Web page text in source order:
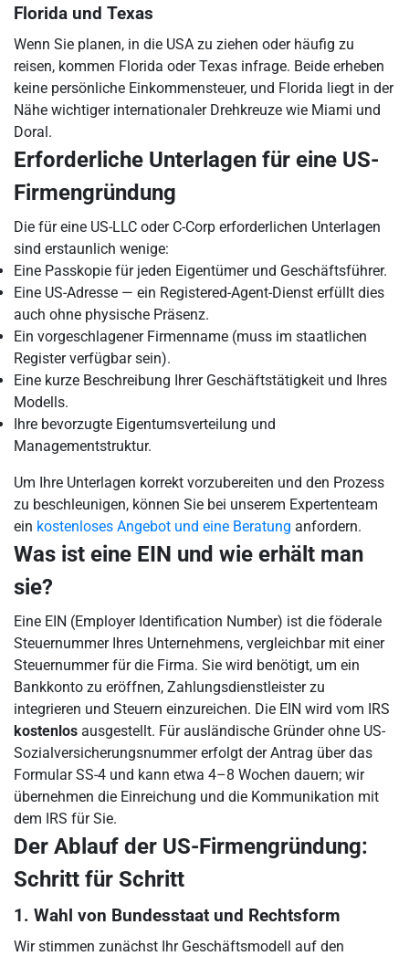
Florida und Texas
Wenn Sie planen, in die USA zu ziehen oder häufig zu
reisen, kommen Florida oder Texas infrage. Beide erheben
keine persönliche Einkommensteuer, und Florida liegt in der
Nähe wichtiger internationaler Drehkreuze wie Miami und
Doral.
Erforderliche Unterlagen für eine US-
Firmengründung
Die für eine US-LLC oder C-Corp erforderlichen Unterlagen
sind erstaunlich wenige:
Eine Passkopie für jeden Eigentümer und Geschäftsführer.
Eine US-Adresse — ein Registered-Agent-Dienst erfüllt dies
auch ohne physische Präsenz.
Ein vorgeschlagener Firmenname (muss im staatlichen
Register verfügbar sein).
Eine kurze Beschreibung Ihrer Geschäftstätigkeit und Ihres
Modells.
Ihre bevorzugte Eigentumsverteilung und
Managementstruktur.
Um Ihre Unterlagen korrekt vorzubereiten und den Prozess
zu beschleunigen, können Sie bei unserem Expertenteam
ein kostenloses Angebot und eine Beratung anfordern.
Was ist eine EIN und wie erhält man
sie?
Eine EIN (Employer Identification Number) ist die föderale
Steuernummer Ihres Unternehmens, vergleichbar mit einer
Steuernummer für die Firma. Sie wird benötigt, um ein
Bankkonto zu eröffnen, Zahlungsdienstleister zu
integrieren und Steuern einzureichen. Die EIN wird vom IRS
kostenlos ausgestellt. Für ausländische Gründer ohne US-
Sozialversicherungsnummer erfolgt der Antrag über das
Formular SS-4 und kann etwa 4–8 Wochen dauern; wir
übernehmen die Einreichung und die Kommunikation mit
dem IRS für Sie.
Der Ablauf der US-Firmengründung:
Schritt für Schritt
1. Wahl von Bundesstaat und Rechtsform
Wir stimmen zunächst Ihr Geschäftsmodell auf den